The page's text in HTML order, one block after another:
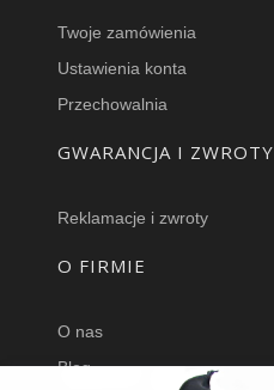
Twoje zamówienia
Ustawienia konta
Przechowalnia
GWARANCJA I ZWROTY
Reklamacje i zwroty
O FIRMIE
O nas
Blog